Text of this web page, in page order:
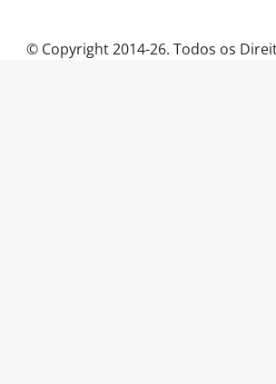
© Copyright 2014-26. Todos os